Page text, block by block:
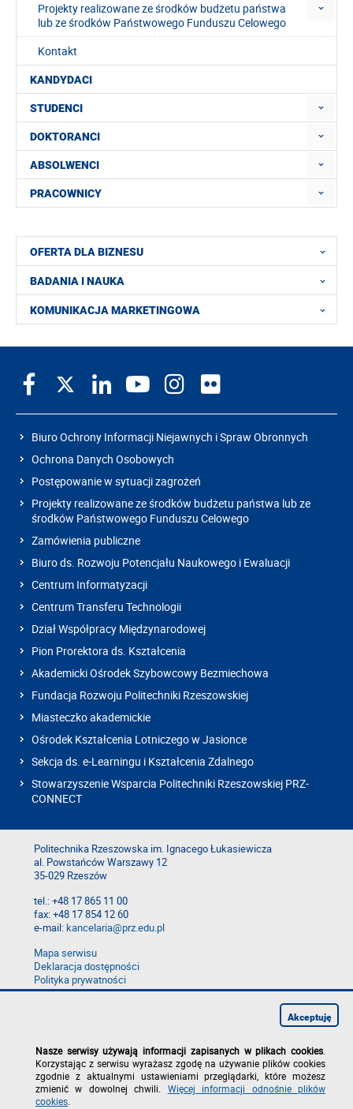
Projekty realizowane ze środków budżetu państwa
lub ze środków Państwowego Funduszu Celowego
Kontakt
KANDYDACI
STUDENCI
DOKTORANCI
ABSOLWENCI
PRACOWNICY
OFERTA DLA BIZNESU
BADANIA I NAUKA
KOMUNIKACJA MARKETINGOWA
Biuro Ochrony Informacji Niejawnych i Spraw Obronnych
Ochrona Danych Osobowych
Postępowanie w sytuacji zagrożeń
Projekty realizowane ze środków budżetu państwa lub ze
środków Państwowego Funduszu Celowego
Zamówienia publiczne
Biuro ds. Rozwoju Potencjału Naukowego i Ewaluacji
Centrum Informatyzacji
Centrum Transferu Technologii
Dział Współpracy Międzynarodowej
Pion Prorektora ds. Kształcenia
Akademicki Ośrodek Szybowcowy Bezmiechowa
Fundacja Rozwoju Politechniki Rzeszowskiej
Miasteczko akademickie
Ośrodek Kształcenia Lotniczego w Jasionce
Sekcja ds. e-Learningu i Kształcenia Zdalnego
Stowarzyszenie Wsparcia Politechniki Rzeszowskiej PRZ-
CONNECT
Politechnika Rzeszowska im. Ignacego Łukasiewicza
al. Powstańców Warszawy 12
35-029 Rzeszów
tel.: +48 17 865 11 00
fax: +48 17 854 12 60
e-mail:kancelaria@prz.edu.pl
Mapa serwisu
Deklaracja dostępności
Polityka prywatności
Zgłoś błąd na stronie
Nasze serwisy używają informacji zapisanych w plikach cookies
Korzystając z serwisu wyrażasz zgodę na używanie plików cookies
zgodnie z aktualnymi ustawieniami przeglądarki, które możesz
zmienić w dowolnej chwili. Więcej informacji odnośnie plików
cookies
Akceptuję